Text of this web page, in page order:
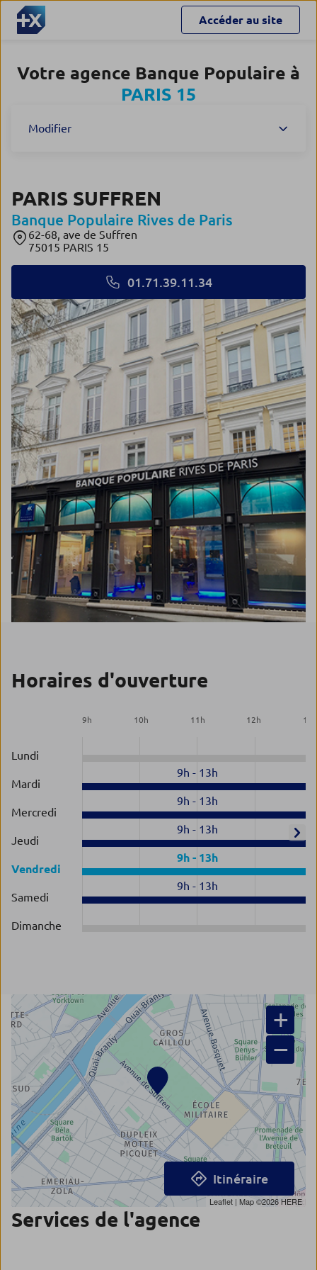
Accéder au site
Votre agence Banque Populaire à
PARIS 15
Modifier
PARIS SUFFREN
Banque Populaire Rives de Paris
62-68, ave de Suffren
75015 PARIS 15
01.71.39.11.34
Horaires d'ouverture
9h 10h 11 h 12h 13
Lundi
Mardi
9h - 13h
Mercredi
9h - 13h
Jeudi
9h - 13h
Vendredi
9h- 13h
Samedi
9h - 13h
Dimanche
+
−
Leaflet | Map ©2026HERE
Itinéraire
Services de l'agence